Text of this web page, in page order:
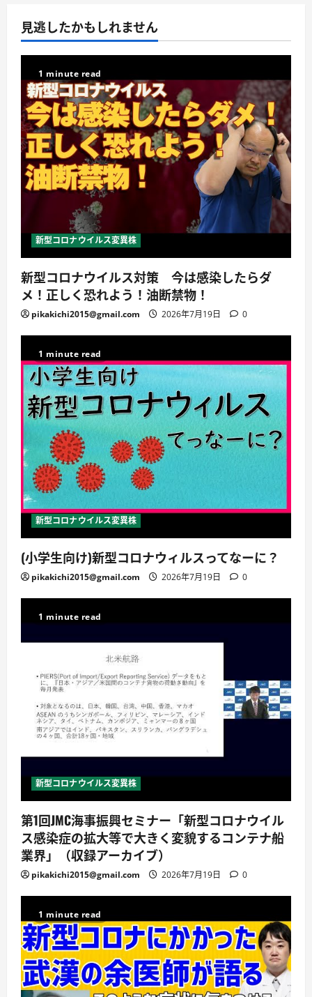
見逃したかもしれません
1 minute read
新型コロナウイルス変異株
新型コロナウイルス対策 今は感染したらダ
メ！正しく恐れよう！油断禁物！
pikakichi2015@gmail.com 2026年7月19日 0
1 minute read
新型コロナウイルス変異株
(小学生向け)新型コロナウィルスってなーに？
pikakichi2015@gmail.com 2026年7月19日 0
1 minute read
新型コロナウイルス変異株
第1回JMC海事振興セミナー「新型コロナウイル
ス感染症の拡大等で大きく変貌するコンテナ船
業界」（収録アーカイブ）
pikakichi2015@gmail.com 2026年7月19日 0
1 minute read